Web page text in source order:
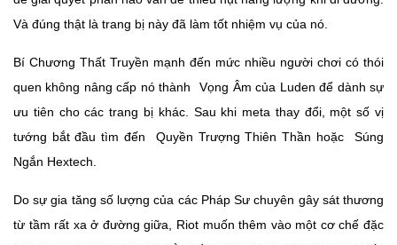
Và đúng thật là trang bị này đã làm tốt nhiệm vụ của nó.
Bí Chương Thất Truyền mạnh đến mức nhiều người chơi có thói
quen không nâng cấp nó thành
Vọng Âm của Luden để dành sự
ưu tiên cho các trang bị khác. Sau khi meta thay đổi, một số vị
tướng bắt đầu tìm đến
Quyền Trượng Thiên Thần hoặc
Súng
Ngắn Hextech.
Do sự gia tăng số lượng của các Pháp Sư chuyên gây sát thương
từ tầm rất xa ở đường giữa, Riot muốn thêm vào một cơ chế đặc